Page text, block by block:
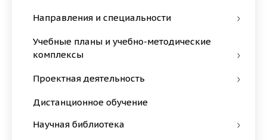
Направления и специальности
Учебные планы и учебно-методические
комплексы
Проектная деятельность
Дистанционное обучение
Научная библиотека